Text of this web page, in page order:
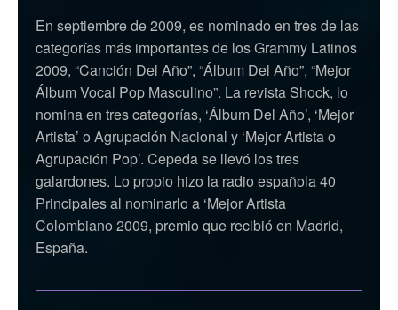
En septiembre de 2009, es nominado en tres de las
categorías más importantes de los Grammy Latinos
2009, “Canción Del Año”, “Álbum Del Año”, “Mejor
Álbum Vocal Pop Masculino”. La revista Shock, lo
nomina en tres categorías, ‘Álbum Del Año’, ‘Mejor
Artista’ o Agrupación Nacional y ‘Mejor Artista o
Agrupación Pop’. Cepeda se llevó los tres
galardones. Lo propio hizo la radio española 40
Principales al nominarlo a ‘Mejor Artista
Colombiano 2009, premio que recibió en Madrid,
España.